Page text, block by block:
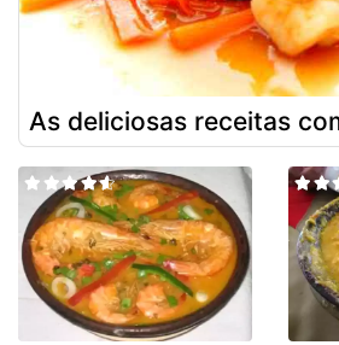
As deliciosas receitas